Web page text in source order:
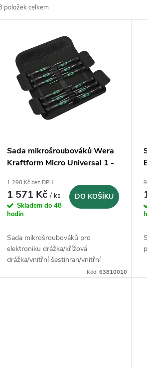
položek celkem
Sada mikrošroubováků Wera
Kraftform Micro Universal 1 -
1 298 Kč bez DPH
1 571 Kč/ ks
Skladem do 48
hodin
DO KOŠÍKU
Sada mikrošroubováků pro
elektroniku drážka/křížová
drážka/vnitřní šestihran/vnitřní
Kód:63810010